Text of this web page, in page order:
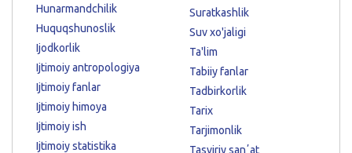
Hunarmandchilik
Huquqshunoslik
Ijodkorlik
Ijtimoiy antropologiya
Ijtimoiy fanlar
Ijtimoiy himoya
Ijtimoiy ish
Ijtimoiy statistika
Suratkashlik
Suv xo'jaligi
Ta'lim
Tabiiy fanlar
Tadbirkorlik
Tarix
Tarjimonlik
Tasviriy sanʼat